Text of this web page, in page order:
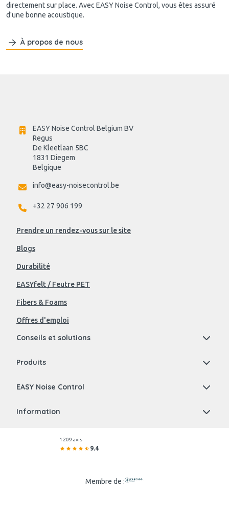
directement sur place. Avec EASY Noise Control, vous êtes assuré
d'une bonne acoustique.
À propos de nous
EASY Noise Control Belgium BV
Regus
De Kleetlaan 5BC
1831 Diegem
Belgique
info@easy-noisecontrol.be
+32 27 906 199
Prendre un rendez-vous sur le site
Blogs
Durabilité
EASYfelt / Feutre PET
Fibers & Foams
Offres d'emploi
Conseils et solutions
Produits
EASY Noise Control
Information
1 209 avis
9.4
Membre de :